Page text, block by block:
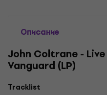
Описание
John Coltrane -
Vanguard (LP)
Tracklist